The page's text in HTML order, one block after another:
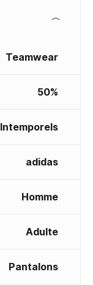
Teamwear
50%
Intemporels
adidas
Homme
Adulte
Pantalons